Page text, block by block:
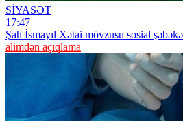
SİYASƏT
17:47
Şah İsmayıl Xətai mövzusu sosial
alimdən açıqlama